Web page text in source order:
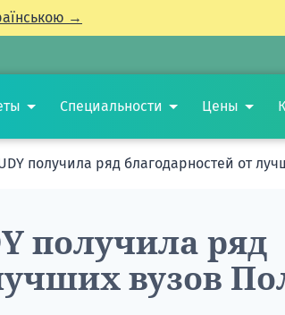
→
Специальности Цены
получила ряд благодарностей от
получила ряд
вузов